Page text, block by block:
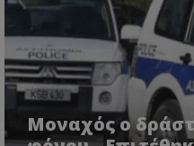
Μοναχός ο